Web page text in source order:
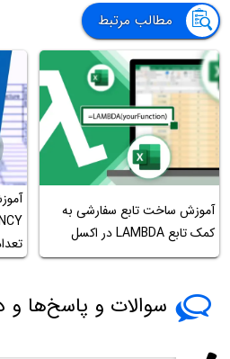
مطالب مرتبط
آموزش ساخت تابع سفارشی به
کمک تابع LAMBDA در اکسل
سوالات و پاسخ‌ها و